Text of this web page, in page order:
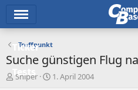
Ticker
Tests
Treffpunkt
Suche günstigen Flug
E
Sniper
E1. April 2004